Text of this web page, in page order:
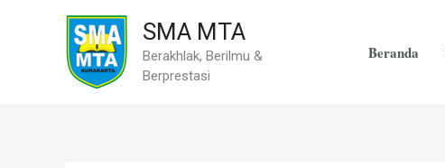
SMA MTA
Berakhlak, Berilmu &
Berprestasi
Beranda